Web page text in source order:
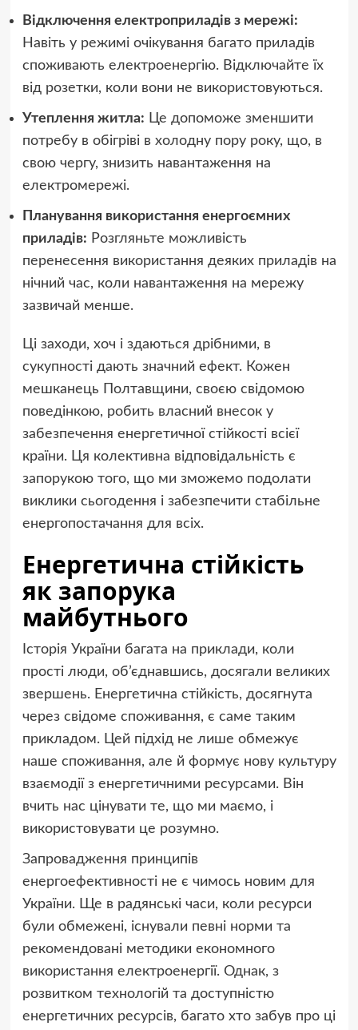
Відключення електроприладів з мережі:
Навіть у режимі очікування багато приладів
споживають електроенергію. Відключайте їх
від розетки, коли вони не використовуються.
Утеплення житла: Це допоможе зменшити
потребу в обігріві в холодну пору року, що, в
свою чергу, знизить навантаження на
електромережі.
Планування використання енергоємних
приладів: Розгляньте можливість
перенесення використання деяких приладів на
нічний час, коли навантаження на мережу
зазвичай менше.
Ці заходи, хоч і здаються дрібними, в
сукупності дають значний ефект. Кожен
мешканець Полтавщини, своєю свідомою
поведінкою, робить власний внесок у
забезпечення енергетичної стійкості всієї
країни. Ця колективна відповідальність є
запорукою того, що ми зможемо подолати
виклики сьогодення і забезпечити стабільне
енергопостачання для всіх.
Енергетична стійкість
як запорука
майбутнього
Історія України багата на приклади, коли
прості люди, об’єднавшись, досягали великих
звершень. Енергетична стійкість, досягнута
через свідоме споживання, є саме таким
прикладом. Цей підхід не лише обмежує
наше споживання, але й формує нову культуру
взаємодії з енергетичними ресурсами. Він
вчить нас цінувати те, що ми маємо, і
використовувати це розумно.
Запровадження принципів
енергоефективності не є чимось новим для
України. Ще в радянські часи, коли ресурси
були обмежені, існували певні норми та
рекомендовані методики економного
використання електроенергії. Однак, з
розвитком технологій та доступністю
енергетичних ресурсів, багато хто забув про ці